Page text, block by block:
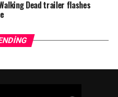
Dead trailer flashes